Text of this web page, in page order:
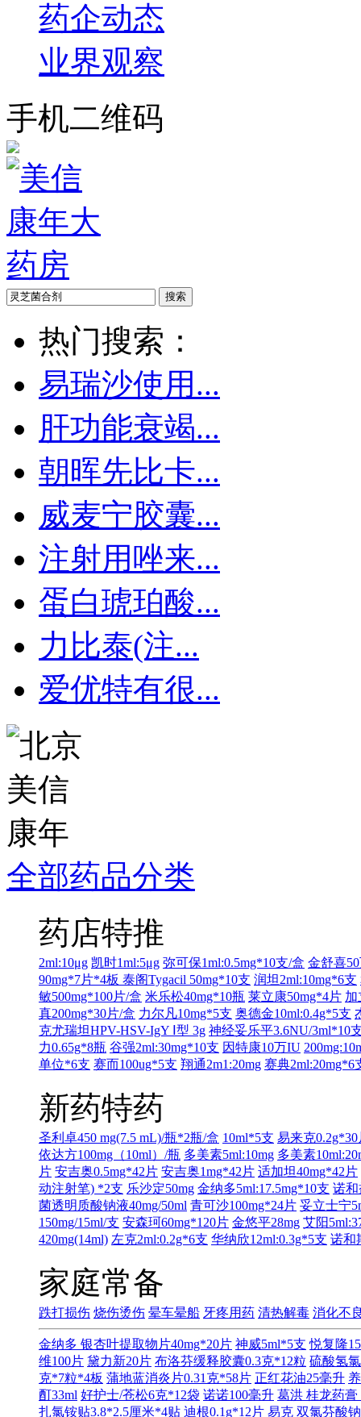
药企动态
业界观察
手机二维码
热门搜索：
易瑞沙使用...
肝功能衰竭...
朝晖先比卡...
威麦宁胶囊...
注射用唑来...
蛋白琥珀酸...
力比泰(注...
爱优特有很...
全部药品分类
药店特推
2ml:10μg 凯时1ml:5μg 弥可保1ml:0.5mg*10支/盒 金舒喜
90mg*7片*4板 泰阁Tygacil 50mg*10支 润坦2ml:10mg*6支
敏500mg*100片/盒 米乐松40mg*10瓶 莱立康50mg*4片 加
真200mg*30片/盒 力尔凡10mg*5支 奥德金10ml:0.4g*5支
克尤瑞坦HPV-HSV-IgY Ⅰ型 3g 神经妥乐平3.6NU/3ml*10
力0.65g*8瓶 谷强2ml:30mg*10支 因特康10万IU
单位*6支 赛而100ug*5支 翔通2m1:20mg 赛典2ml:20mg*6
新药特药
圣利卓450 mg(7.5 mL)/瓶*2瓶/盒 10ml*5支 易来克0.2g*30
依达方100mg（10ml）/瓶 多美素5ml:10mg 多美素
片 安吉奥0.5mg*42片 安吉奥1mg*42片 适加坦40mg*42片
动注射笔) *2支 乐沙定50mg 金纳多5ml:17.5mg*10支 诺和
菌透明质酸钠液40mg/50ml 青可沙100mg*24片 妥立士宁
150mg/15ml/支 安森珂60mg*120片 金悠平28mg 艾阳
420mg(14ml) 左克2ml:0.2g*6支 华纳欣12ml:0.3g*5支 诺和
家庭常备
跌打损伤 烧伤烫伤 晕车晕船 牙疼用药 清热解毒 消化不
金纳多 银杏叶提取物片40mg*20片 神威5ml*5支 悦复隆
维100片 黛力新20片 布洛芬缓释胶囊0.3克*12粒 硫酸氢
克*7粒*4板 蒲地蓝消炎片0.31克*58片 正红花油25毫升
酊33ml 好护士/苍松6克*12袋 诺诺100毫升 葛洪 桂龙药膏
扎氯铵贴3.8*2.5厘米*4贴 迪根0.1g*12片 易克 双氯芬酸